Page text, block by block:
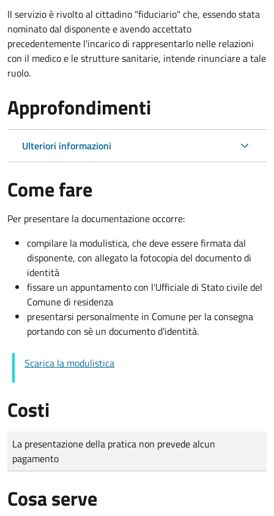
Il servizio è rivolto al cittadino "fiduciario" che, essendo stata
nominato dal disponente e avendo accettato
precedentemente l'incarico di rappresentarlo nelle relazioni
con il medico e le strutture sanitarie, intende rinunciare a tale
ruolo.
Approfondimenti
Ulteriori informazioni
Come fare
Per presentare la documentazione occorre:
compilare la modulistica, che deve essere firmata dal
disponente, con allegato la fotocopia del documento di
identità
fissare un appuntamento con l'Ufficiale di Stato civile del
Comune di residenza
presentarsi personalmente in Comune per la consegna
portando con sè un documento d'identità.
Scarica la modulistica
Costi
Tipo di pagamento
Importo
La presentazione della pratica non prevede alcun
pagamento
Cosa serve